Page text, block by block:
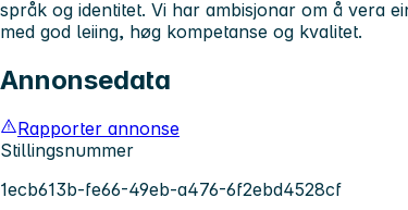
språk og identitet. Vi har ambisjonar om å vera
med god leiing, høg kompetanse og kvalitet.
Annonsedata
Rapporter annonse
Stillingsnummer
1ecb613b-fe66-49eb-a476-6f2ebd4528cf